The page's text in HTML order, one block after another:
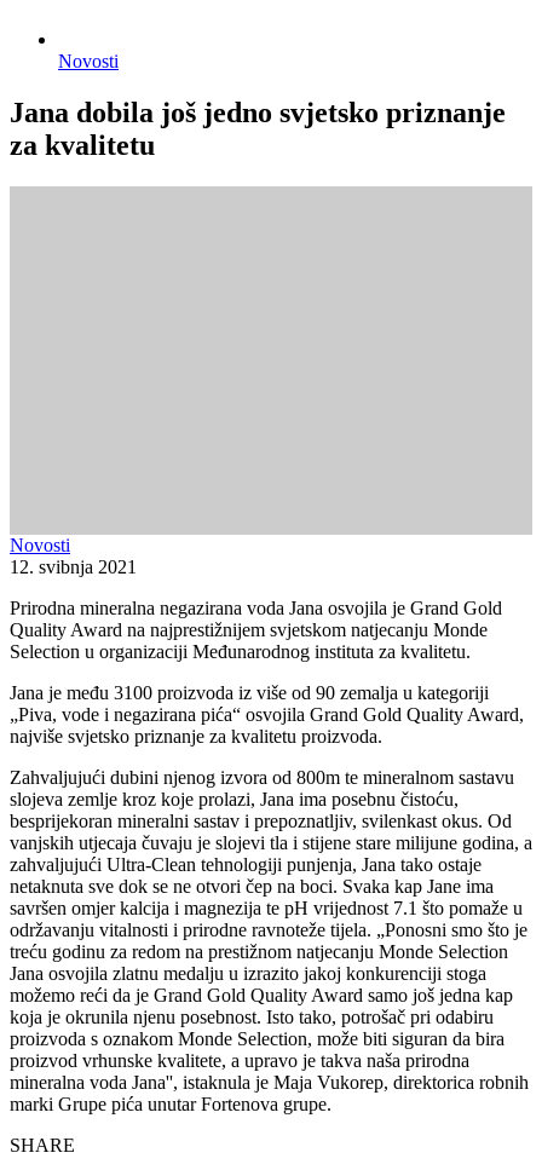
Novosti
Jana dobila još jedno svjetsko priznanje
za kvalitetu
Novosti
12. svibnja 2021
Prirodna mineralna negazirana voda Jana osvojila je Grand Gold
Quality Award na najprestižnijem svjetskom natjecanju Monde
Selection u organizaciji Međunarodnog instituta za kvalitetu.
Jana je među 3100 proizvoda iz više od 90 zemalja u kategoriji
„Piva, vode i negazirana pića“ osvojila Grand Gold Quality Award,
najviše svjetsko priznanje za kvalitetu proizvoda.
Zahvaljujući dubini njenog izvora od 800m te mineralnom sastavu
slojeva zemlje kroz koje prolazi, Jana ima posebnu čistoću,
besprijekoran mineralni sastav i prepoznatljiv, svilenkast okus. Od
vanjskih utjecaja čuvaju je slojevi tla i stijene stare milijune godina, a
zahvaljujući Ultra-Clean tehnologiji punjenja, Jana tako ostaje
netaknuta sve dok se ne otvori čep na boci. Svaka kap Jane ima
savršen omjer kalcija i magnezija te pH vrijednost 7.1 što pomaže u
održavanju vitalnosti i prirodne ravnoteže tijela. „Ponosni smo što je
treću godinu za redom na prestižnom natjecanju Monde Selection
Jana osvojila zlatnu medalju u izrazito jakoj konkurenciji stoga
možemo reći da je Grand Gold Quality Award samo još jedna kap
koja je okrunila njenu posebnost. Isto tako, potrošač pri odabiru
proizvoda s oznakom Monde Selection, može biti siguran da bira
proizvod vrhunske kvalitete, a upravo je takva naša prirodna
mineralna voda Jana'', istaknula je Maja Vukorep, direktorica robnih
marki Grupe pića unutar Fortenova grupe.
SHARE